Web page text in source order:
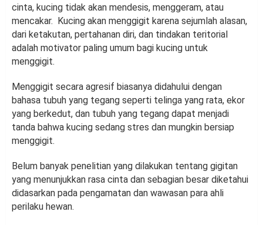
cinta, kucing tidak akan mendesis, menggeram, atau
mencakar. Kucing akan menggigit karena sejumlah alasan,
dari ketakutan, pertahanan diri, dan tindakan teritorial
adalah motivator paling umum bagi kucing untuk
menggigit.
Menggigit secara agresif biasanya didahului dengan
bahasa tubuh yang tegang seperti telinga yang rata, ekor
yang berkedut, dan tubuh yang tegang dapat menjadi
tanda bahwa kucing sedang stres dan mungkin bersiap
menggigit.
Belum banyak penelitian yang dilakukan tentang gigitan
yang menunjukkan rasa cinta dan sebagian besar diketahui
didasarkan pada pengamatan dan wawasan para ahli
perilaku hewan.